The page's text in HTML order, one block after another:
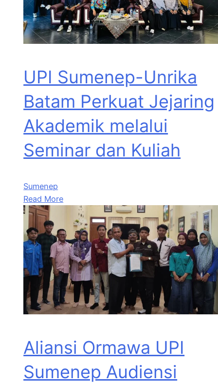
UPI Sumenep-Unrika
Batam Perkuat Jejaring
Akademik melalui
Seminar dan Kuliah
Sumenep
Read More
Aliansi Ormawa UPI
Sumenep Audiensi